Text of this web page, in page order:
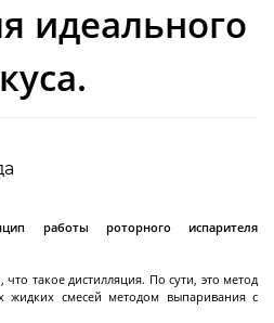
охлаждение
нагрев
термостаты
группы
нагрев охлаждение
идеального
работы роторного испарителя
такое дистилляция. По сути, это метод
жидких смесей методом выпаривания с